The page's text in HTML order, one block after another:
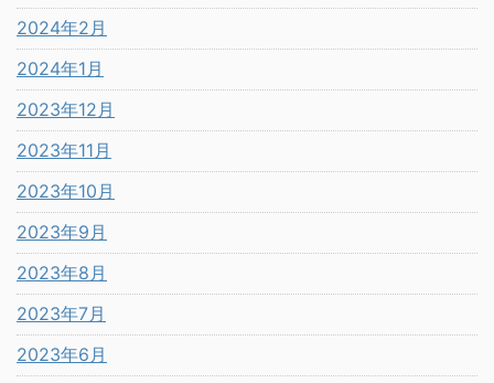
2024年2月
2024年1月
2023年12月
2023年11月
2023年10月
2023年9月
2023年8月
2023年7月
2023年6月